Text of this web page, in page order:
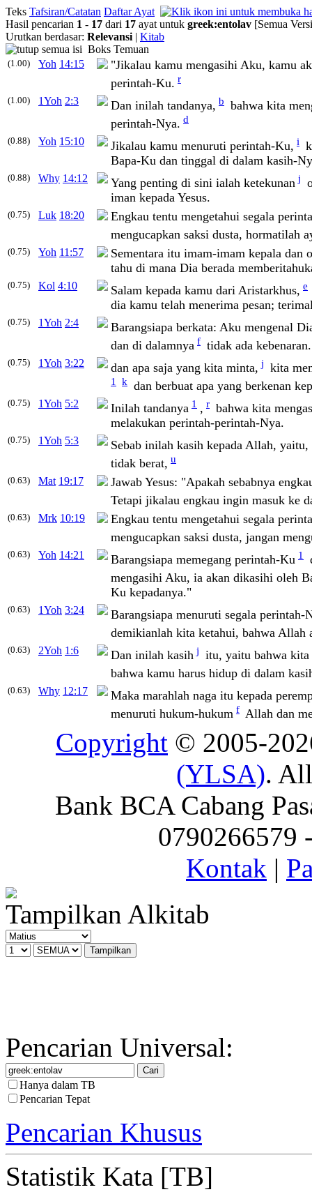
Teks Tafsiran/Catatan Daftar Ayat
Hasil pencarian 1 - 17 dari 17 ayat untuk greek:entolav [Semua
Urutkan berdasar: Relevansi | Kitab
Boks Temuan
(1.00) Yoh 14:15
"Jikalau kamu mengasihi Aku, kamu
perintah-Ku. r
(1.00) 1Yoh 2:3 Dan inilah tandanya, b bahwa kita
perintah-Nya. d
(0.88) Yoh 15:10 Jikalau kamu menuruti perintah-Ku, i
Bapa-Ku dan tinggal di dalam kasih-
(0.88) Why 14:12 Yang penting di sini ialah ketekunan j
iman kepada Yesus.
(0.75) Luk 18:20
Engkau tentu mengetahui segala
mengucapkan saksi dusta, hormatilah
(0.75) Yoh 11:57
Sementara itu imam-imam kepala dan
tahu di mana Dia berada
(0.75) Kol 4:10 Salam kepada kamu dari Aristarkhus, e
dia kamu telah menerima pesan;
(0.75) 1Yoh 2:4
Barangsiapa berkata: Aku mengenal
dan di dalamnya f tidak ada kebenaran.
(0.75) 1Yoh 3:22 dan apa saja yang kita minta, j kita
1 k dan berbuat apa yang berkenan
(0.75) 1Yoh 5:2 Inilah tandanya 1 , r bahwa kita
melakukan perintah-perintah-Nya.
(0.75) 1Yoh 5:3
Sebab inilah kasih kepada Allah,
tidak berat, u
(0.63) Mat 19:17 Jawab Yesus: "Apakah sebabnya
Tetapi jikalau engkau ingin masuk ke
(0.63) Mrk 10:19
Engkau tentu mengetahui segala
mengucapkan saksi dusta, jangan
(0.63) Yoh 14:21 Barangsiapa memegang perintah-Ku 1
mengasihi Aku, ia akan dikasihi oleh
Ku kepadanya."
(0.63) 1Yoh 3:24
Barangsiapa menuruti segala perintah-
demikianlah kita ketahui, bahwa Allah
(0.63) 2Yoh 1:6 Dan inilah kasih j itu, yaitu bahwa
bahwa kamu harus hidup di dalam
(0.63) Why 12:17
Maka marahlah naga itu kepada
menuruti hukum-hukum f Allah dan
Copyright © 2005-
(YLSA).
Bank BCA Cabang
0790266579
Kontak |
Tampilkan Alkitab
Pencarian Universal:
Hanya dalam TB
Pencarian Tepat
Pencarian Khusus
Statistik Kata [TB]